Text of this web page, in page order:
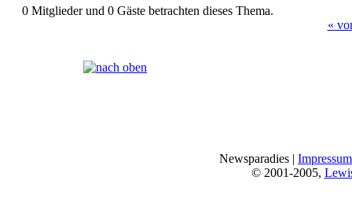
0 Mitglieder und 0 Gäste betrachten dieses Thema.
«
Newsparadies | Impressum
© 2001-2005,